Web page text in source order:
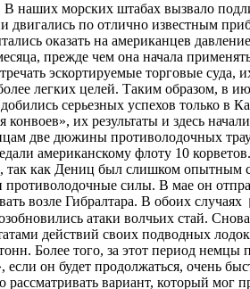
наших морских штабах вызвало
двигались по отлично известным
оказать на американцев
прежде чем она начала
эскортируемые торговые
легких целей. Таким образом, в
серьезных успехов только в
их результаты и здесь
две дюжины противолодочных
американскому флоту 10
как Дениц был слишком опытным
противолодочные силы. В мае он
возле Гибралтара. В обоих случаях
атаки волчьих стай.
действий своих подводных
Более того, за этот период немцы
он будет продолжаться, очень
вариант, который мог